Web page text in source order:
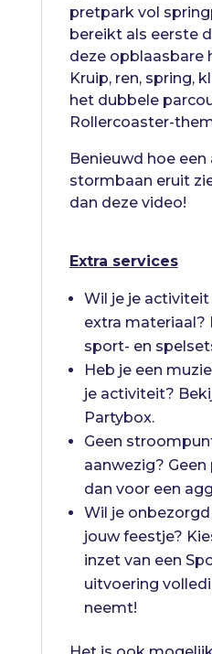
pretpark vol
bereikt als eerste
deze opblaasbare
Kruip, ren, spring,
het dubbele
Rollercoaster-
Benieuwd hoe
stormbaan eruit
dan deze video!
Extra services
Wil je je
extra materiaal?
sport- en
Heb je een
je activiteit?
Partybox.
Geen
aanwezig?
dan voor een
Wil je
jouw feestje?
inzet van een
uitvoering
neemt!